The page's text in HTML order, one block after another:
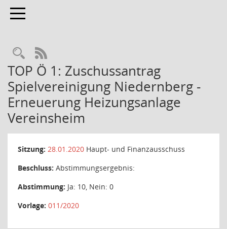
Toggle navigation
Rechercheauswahl
RSS-Feed
TOP Ö 1: Zuschussantrag
Spielvereinigung Niedernberg -
Erneuerung Heizungsanlage
Vereinsheim
Sitzung: 28.01.2020 Haupt- und Finanzausschuss
Beschluss: Abstimmungsergebnis:
Abstimmung: Ja: 10, Nein: 0
Vorlage: 011/2020